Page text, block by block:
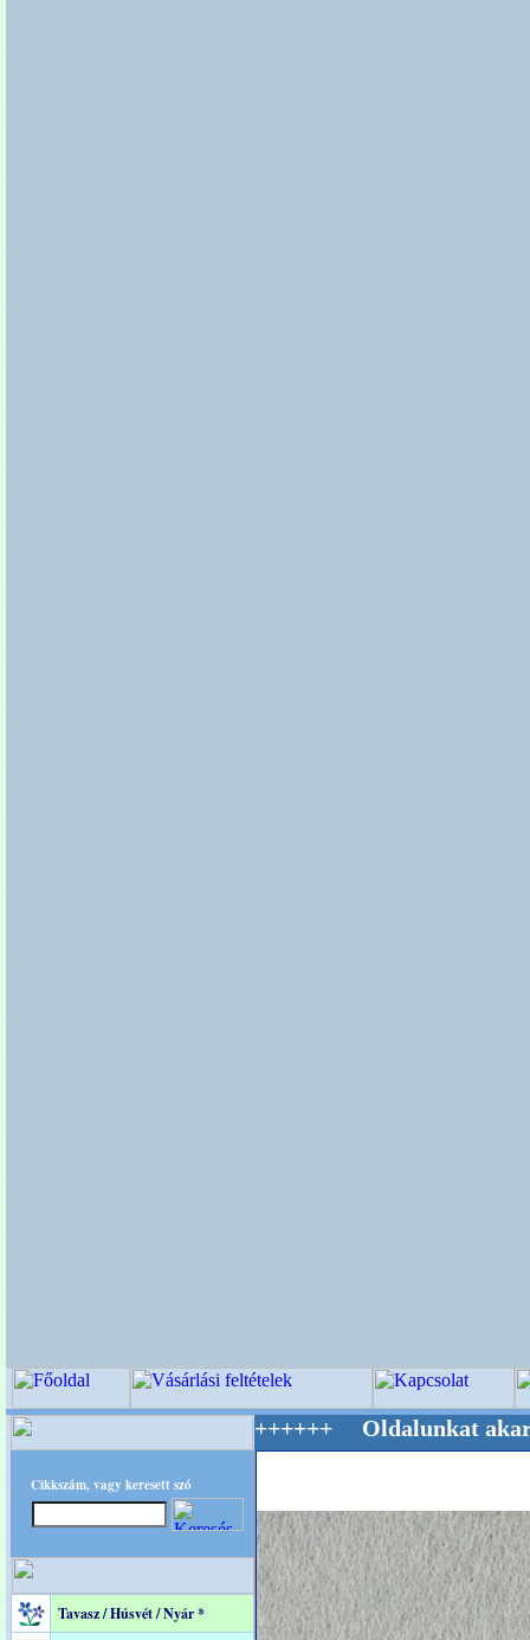
Cikkszám, vagy keresett szó
Tavasz / Húsvét / Nyár *
Mestere! +++++++ Oldalunkat akarattal